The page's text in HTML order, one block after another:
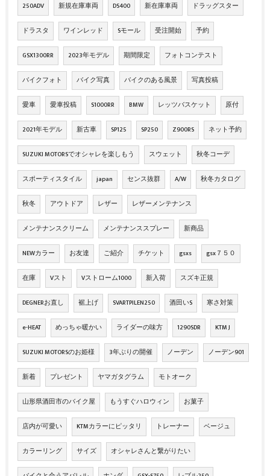
250ADV 新規在庫車両 DS400 新在庫車両 ドラッグスター
ドラスタ ワインレッド Sモール 受注開始 予約
GSX1300RR 2023年モデル 期間限定 フォトコンテスト
バイクフォト バイク写真 バイクのある風景 写真投稿
愛車 愛車投稿 S1000RR BMW レッツバスケット 原付
2021年モデル 新古車 SP125 SP250 Z900RS ネット予約
SUZUKI MOTORSでオシャレを楽しもう スウェット 秋冬コーデ
スポーティスタイル japan センス抜群 A/W 秋冬カタログ
秋冬 アウトドア レザー レザーメンテナンス
メンテナンスクリーム メンテナンススプレー 新商品
NEWカラー お友達 ご紹介 チケット gsxs gsx７５０
在庫 Vスト Vストローム1000 新入荷 スズキ正規
DEGNERお直し 裾上げ SVARTPILEN250 酒田いS 寒さ対策
e-HEAT めっちゃ暖かい ライダーの味方 1290SDR KTM J
SUZUKI MOTORSのお姫様 3年ぶりの開催 ノーデン ノーデン901
新着 プレゼント ヤマガタグラム モトオーク
山形県酒田市のバイク屋 もうすぐハロウィン お菓子
店内が可愛い KTMカラーにピッタリ トレーナー ベージュ
カラーリング サイズ オシャレさんと繋がりたい